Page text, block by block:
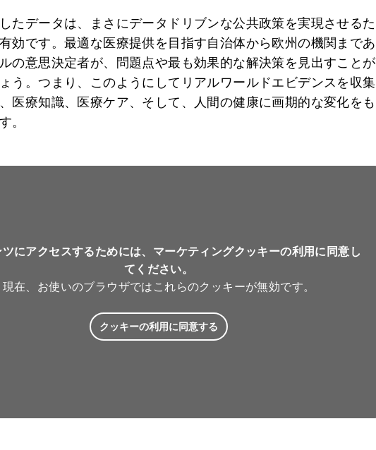
たデータは、まさにデータドリブンな公共政策を実現させるた
効です。最適な医療提供を目指す自治体から欧州の機関まであ
の意思決定者が、問題点や最も効果的な解決策を見出すことが
う。つまり、このようにしてリアルワールドエビデンスを収集
医療知識、医療ケア、そして、人間の健康に画期的な変化をも
。
ツにアクセスするためには、マーケティングクッキーの利用に同意し
てください。
現在、お使いのブラウザではこれらのクッキーが無効です。
クッキーの利用に同意する